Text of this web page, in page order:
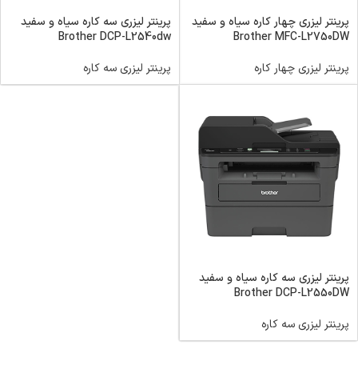
پرینتر لیزری چهار کاره سیاه و سفید
Brother MFC-L2750DW
پرینتر لیزری چهار کاره
پرینتر لیزری سه کاره سیاه و سفید
Brother DCP-L2540dw
پرینتر لیزری سه کاره
پرینتر لیزری سه کاره سیاه و سفید
Brother DCP-L2550DW
پرینتر لیزری سه کاره